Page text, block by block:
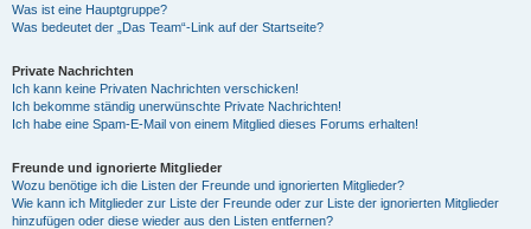
Was ist eine Hauptgruppe?
Was bedeutet der „Das Team“-Link auf der Startseite?
Private Nachrichten
Ich kann keine Privaten Nachrichten verschicken!
Ich bekomme ständig unerwünschte Private Nachrichten!
Ich habe eine Spam-E-Mail von einem Mitglied dieses Forums erhalten!
Freunde und ignorierte Mitglieder
Wozu benötige ich die Listen der Freunde und ignorierten Mitglieder?
Wie kann ich Mitglieder zur Liste der Freunde oder zur Liste der ignorierten Mitglieder
hinzufügen oder diese wieder aus den Listen entfernen?